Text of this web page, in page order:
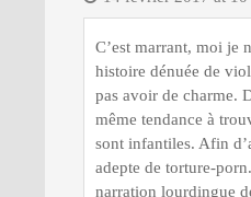
C’est marrant, moi je
histoire dénuée de
pas avoir de charme.
même tendance à
sont infantiles. Afin
adepte de torture-
narration lourdingue